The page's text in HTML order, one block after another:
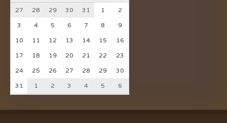
27 28 29 30 31 1 2
3 4 5 6 7 8 9
10 11 12 13 14 15 16
17 18 19 20 21 22 23
24 25 26 27 28 29 30
31 1 2 3 4 5 6